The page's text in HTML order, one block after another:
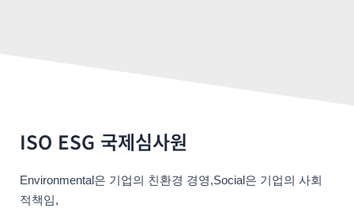
ISO ESG 국제심사원
Environmental은 기업의 친환경 경영,Social은 기업의 사회
적책임,